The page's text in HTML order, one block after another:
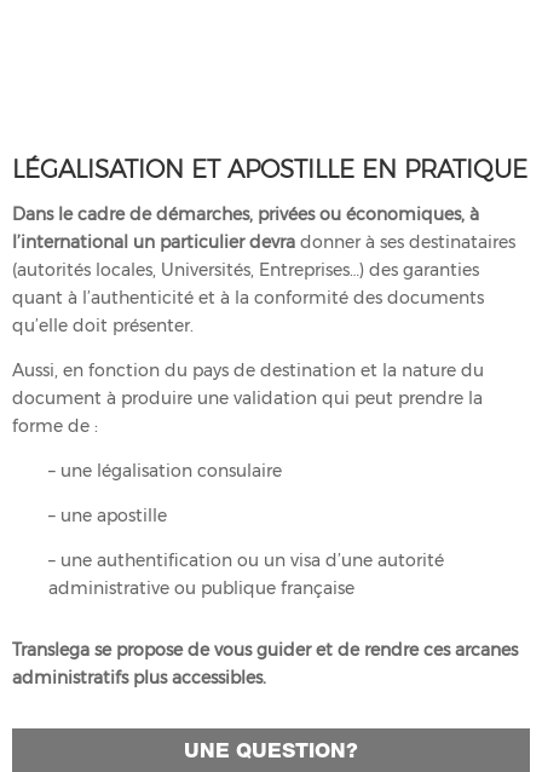
LÉGALISATION ET APOSTILLE EN PRATIQUE
Dans le cadre de démarches, privées ou économiques, à
l’international un particulier devra donner à ses destinataires
(autorités locales, Universités, Entreprises…) des garanties
quant à l’authenticité et à la conformité des documents
qu’elle doit présenter.
Aussi, en fonction du pays de destination et la nature du
document à produire une validation qui peut prendre la
forme de :
– une légalisation consulaire
– une apostille
– une authentification ou un visa d’une autorité
administrative ou publique française
Translega se propose de vous guider et de rendre ces arcanes
administratifs plus accessibles.
UNE QUESTION?